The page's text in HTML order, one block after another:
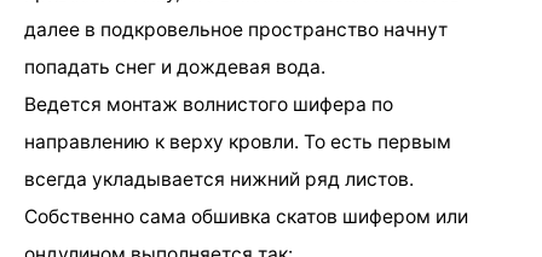
далее в подкровельное пространство начнут
попадать снег и дождевая вода.
Ведется монтаж волнистого шифера по
направлению к верху кровли. То есть первым
всегда укладывается нижний ряд листов.
Собственно сама обшивка скатов шифером или